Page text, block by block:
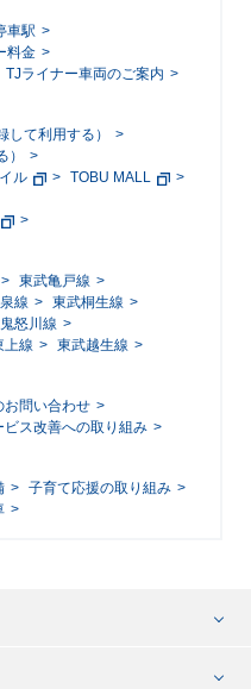
車駅
料金
TJライナー車両のご案内
して利用する）
ル
TOBU MALL
東武亀戸線
線
東武桐生線
怒川線
上線 東武越生線
お問い合わせ
ビス改善への取り組み
子育て応援の取り組み